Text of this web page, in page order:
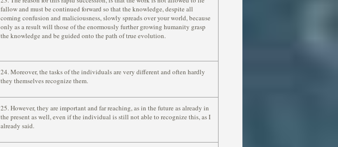
fallow and must be continued forward so that the knowledge, despite all
coming confusion and maliciousness, slowly spreads over your world, because
only as a result will those of the enormously further growing humanity grasp
the knowledge and be guided onto the path of true evolution.
24. Moreover, the tasks of the individuals are very different and often hardly
they themselves recognize them.
25. However, they are important and far reaching, as in the future as already in
the present as well, even if the individual is still not able to recognize this, as I
already said.